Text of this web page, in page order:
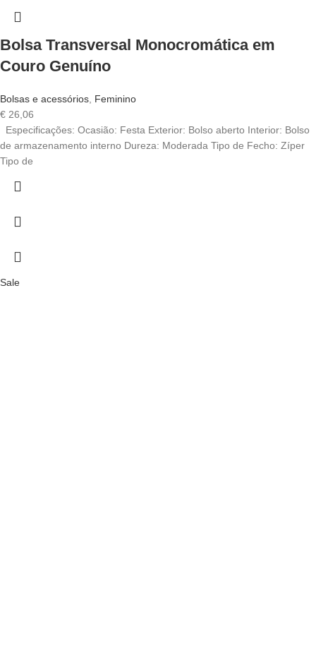
Bolsa Transversal Monocromática em
Couro Genuíno
Bolsas e acessórios, Feminino
€ 26,06
Especificações: Ocasião: Festa Exterior: Bolso aberto Interior: Bolso
de armazenamento interno Dureza: Moderada Tipo de Fecho: Zíper
Tipo de
Sale